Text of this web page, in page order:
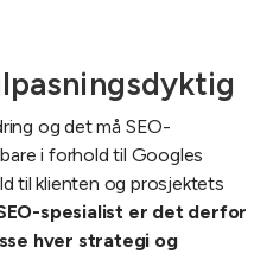
og det må SEO-
i forhold til Googles
til klienten og prosjektets
spesialist er det derfor
hver strategi og